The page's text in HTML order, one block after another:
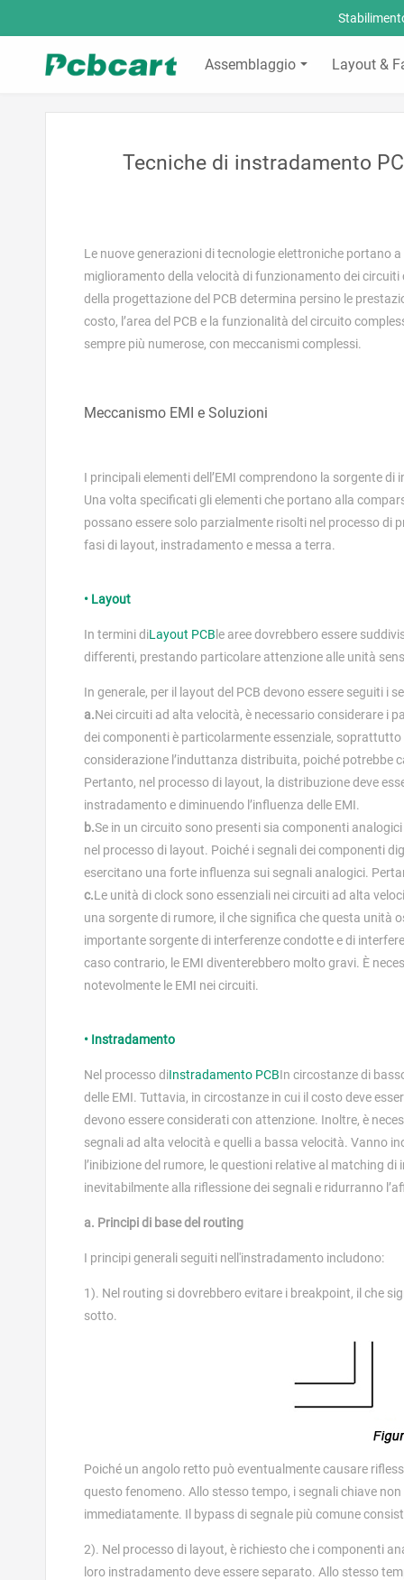
Assemblaggio Layout &
Tecniche di instradamento
Le nuove generazioni di tecnologie elettroniche portano
miglioramento della velocità di funzionamento dei
della progettazione del PCB determina persino le
costo, l’area del PCB e la funzionalità del circuito
sempre più numerose, con meccanismi complessi.
Meccanismo EMI e Soluzioni
I principali elementi dell’EMI comprendono la sorgente
Una volta specificati gli elementi che portano alla
possano essere solo parzialmente risolti nel processo di
fasi di layout, instradamento e messa a terra.
• Layout
In termini diLayout PCB le aree dovrebbero essere
differenti, prestando particolare attenzione alle unità
In generale, per il layout del PCB devono essere seguiti i
a.Nei circuiti ad alta velocità, è necessario considerare i
dei componenti è particolarmente essenziale,
considerazione l’induttanza distribuita, poiché potrebbe
Pertanto, nel processo di layout, la distribuzione deve
instradamento e diminuendo l’influenza delle EMI.
b.Se in un circuito sono presenti sia componenti
nel processo di layout. Poiché i segnali dei componenti
esercitano una forte influenza sui segnali analogici.
c.Le unità di clock sono essenziali nei circuiti ad alta
una sorgente di rumore, il che significa che questa
importante sorgente di interferenze condotte e di
caso contrario, le EMI diventerebbero molto gravi. È
notevolmente le EMI nei circuiti.
• Instradamento
Nel processo diInstradamento PCBIn circostanze di
delle EMI. Tuttavia, in circostanze in cui il costo deve
devono essere considerati con attenzione. Inoltre, è
segnali ad alta velocità e quelli a bassa velocità. Vanno
l’inibizione del rumore, le questioni relative al matching
inevitabilmente alla riflessione dei segnali e ridurranno
a. Principi di base del routing
I principi generali seguiti nell'instradamento includono:
1). Nel routing si dovrebbero evitare i breakpoint, il che
sotto.
Poiché un angolo retto può eventualmente causare
questo fenomeno. Allo stesso tempo, i segnali chiave
immediatamente. Il bypass di segnale più comune
2). Nel processo di layout, è richiesto che i componenti
loro instradamento deve essere separato. Allo stesso